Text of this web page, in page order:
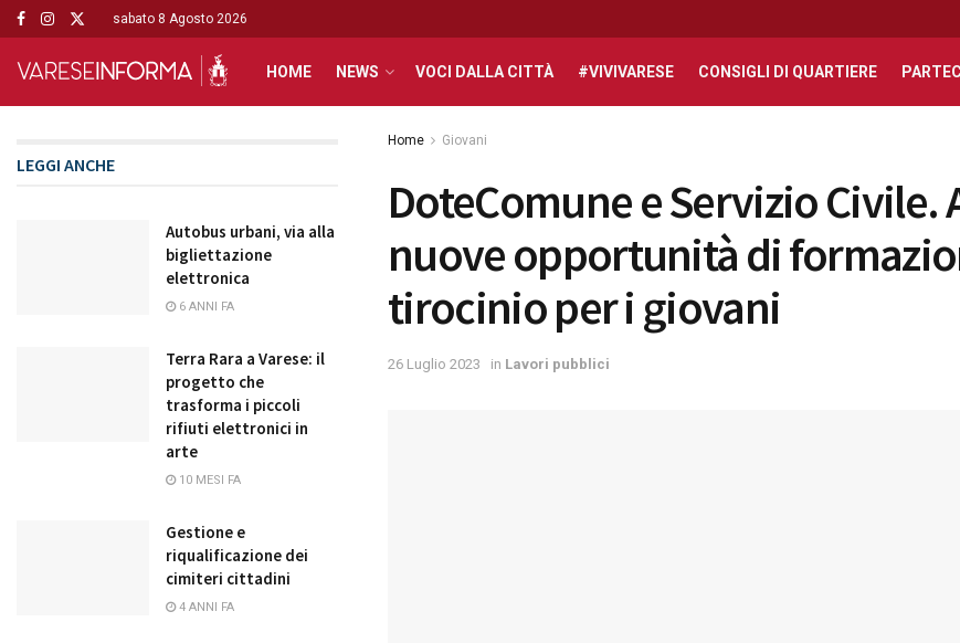
sabato 8 Agosto 2026
HOME NEWS VOCI DALLA CITTÀ #VIVIVARESE CONSIGLI DI QUARTIERE
Home Giovani
DoteComune e Servizio Civile.
nuove opportunità di
tirocinio per i giovani
26 Luglio 2023 in Lavori pubblici
LEGGI ANCHE
Autobus urbani, via alla
bigliettazione
elettronica
6 ANNI FA
Terra Rara a Varese: il
progetto che
trasforma i piccoli
rifiuti elettronici in
arte
10 MESI FA
Gestione e
riqualificazione dei
cimiteri cittadini
4 ANNI FA